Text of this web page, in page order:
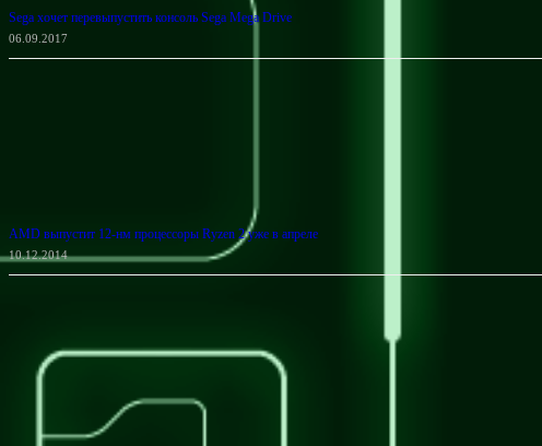
Sega хочет перевыпустить консоль Sega Mega Drive
06.09.2017
AMD выпустит 12-нм процессоры Ryzen 2 уже в апреле
10.12.2014